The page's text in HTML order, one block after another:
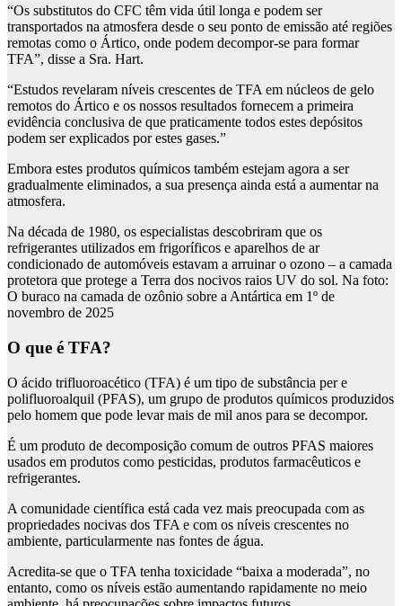
“Os substitutos do CFC têm vida útil longa e podem ser
transportados na atmosfera desde o seu ponto de emissão até regiões
remotas como o Ártico, onde podem decompor-se para formar
TFA”, disse a Sra. Hart.
“Estudos revelaram níveis crescentes de TFA em núcleos de gelo
remotos do Ártico e os nossos resultados fornecem a primeira
evidência conclusiva de que praticamente todos estes depósitos
podem ser explicados por estes gases.”
Embora estes produtos químicos também estejam agora a ser
gradualmente eliminados, a sua presença ainda está a aumentar na
atmosfera.
Na década de 1980, os especialistas descobriram que os
refrigerantes utilizados em frigoríficos e aparelhos de ar
condicionado de automóveis estavam a arruinar o ozono – a camada
protetora que protege a Terra dos nocivos raios UV do sol. Na foto:
O buraco na camada de ozônio sobre a Antártica em 1º de
novembro de 2025
O que é TFA?
O ácido trifluoroacético (TFA) é um tipo de substância per e
polifluoroalquil (PFAS), um grupo de produtos químicos produzidos
pelo homem que pode levar mais de mil anos para se decompor.
É um produto de decomposição comum de outros PFAS maiores
usados ​​em produtos como pesticidas, produtos farmacêuticos e
refrigerantes.
A comunidade científica está cada vez mais preocupada com as
propriedades nocivas dos TFA e com os níveis crescentes no
ambiente, particularmente nas fontes de água.
Acredita-se que o TFA tenha toxicidade “baixa a moderada”, no
entanto, como os níveis estão aumentando rapidamente no meio